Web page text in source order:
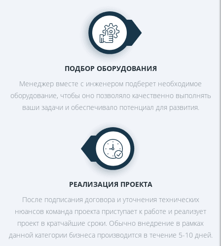
ПОДБОР ОБОРУДОВАНИЯ
Менеджер вместе с инженером подберет необходимое
оборудование, чтобы оно позволяло качественновыполнять
ваши задачи и обеспечивалопотенциал для развития.
РЕАЛИЗАЦИЯ ПРОЕКТА
После подписания договора и уточнения технических
нюансов команда проекта приступает к работе и реализует
проект в кратчайшие сроки. Обычно внедрение в рамках
данной категории бизнеса производится в течение 5-10 дней.